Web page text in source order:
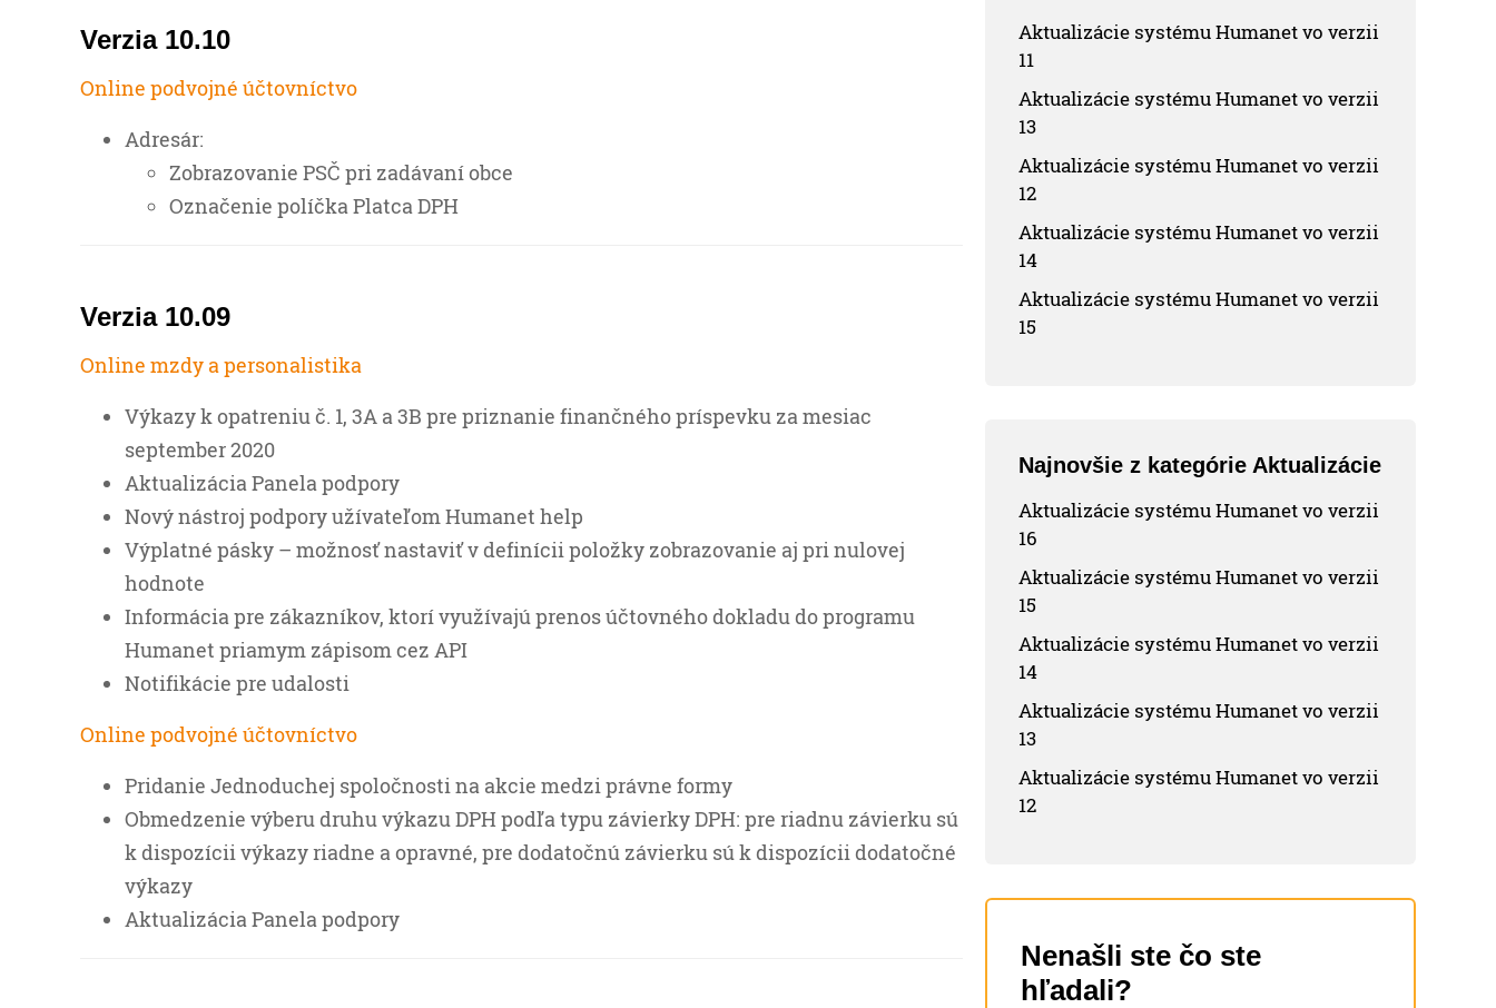
Verzia 10.10
Online podvojné účtovníctvo
Adresár:
Zobrazovanie PSČ pri zadávaní obce
Označenie políčka Platca DPH
Verzia 10.09
Online mzdy a personalistika
Výkazy k opatreniu č. 1, 3A a 3B pre priznanie finančného príspevku za mesiac
september 2020
Aktualizácia Panela podpory
Nový nástroj podpory užívateľom Humanet help
Výplatné pásky – možnosť nastaviť v definícii položky zobrazovanie aj pri nulovej
hodnote
Informácia pre zákazníkov, ktorí využívajú prenos účtovného dokladu do programu
Humanet priamym zápisom cez API
Notifikácie pre udalosti
Online podvojné účtovníctvo
Pridanie Jednoduchej spoločnosti na akcie medzi právne formy
Obmedzenie výberu druhu výkazu DPH podľa typu závierky DPH: pre riadnu závierku sú
k dispozícii výkazy riadne a opravné, pre dodatočnú závierku sú k dispozícii dodatočné
výkazy
Aktualizácia Panela podpory
Aktualizácie systému Humanet vo verzii
11
Aktualizácie systému Humanet vo verzii
13
Aktualizácie systému Humanet vo verzii
12
Aktualizácie systému Humanet vo verzii
14
Aktualizácie systému Humanet vo verzii
15
Najnovšie z kategórie Aktualizácie
Aktualizácie systému Humanet vo verzii
16
Aktualizácie systému Humanet vo verzii
15
Aktualizácie systému Humanet vo verzii
14
Aktualizácie systému Humanet vo verzii
13
Aktualizácie systému Humanet vo verzii
12
Nenašli ste čo ste
hľadali?